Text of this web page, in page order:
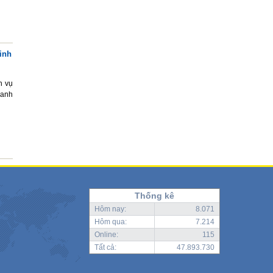
vụ
Thống kê
Hôm nay:
8.071
Hôm qua:
7.214
Online:
115
Tất cả:
47.893.730